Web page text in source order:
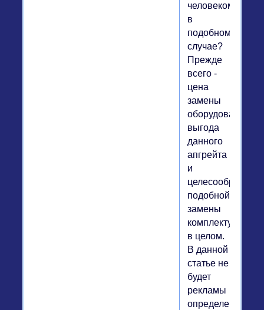
человеком
в
подобном
случае?
Прежде
всего -
цена
замены
оборудования,
выгода
данного
апгрейта
и
подобной
замены
комплектующих
в целом.
В данной
статье не
будет
рекламы
определенных